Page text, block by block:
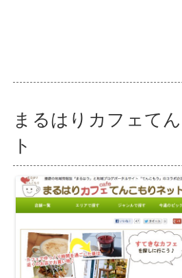
まるはりカフェて
ト